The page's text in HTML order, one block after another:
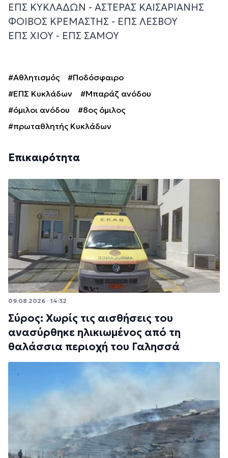
ΕΠΣ ΚΥΚΛΑΔΩΝ - ΑΣΤΕΡΑΣ ΚΑΙΣΑΡΙΑΝΗΣ
ΦΟΙΒΟΣ ΚΡΕΜΑΣΤΗΣ - ΕΠΣ ΛΕΣΒΟΥ
ΕΠΣ ΧΙΟΥ - ΕΠΣ ΣΑΜΟΥ
#Αθλητισμός
#Ποδόσφαιρο
#ΕΠΣ Κυκλάδων
#Μπαράζ ανόδου
#όμιλοι ανόδου
#8ος όμιλος
#πρωταθλητής Κυκλάδων
Επικαιρότητα
09.08.2026 · 14:32
Σύρος: Χωρίς τις αισθήσεις του
ανασύρθηκε ηλικιωμένος από τη
θαλάσσια περιοχή του Γαλησσά